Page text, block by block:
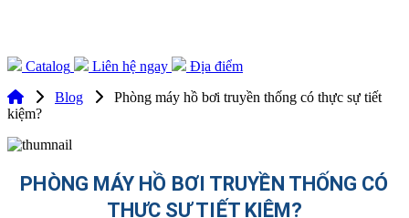
Catalog Liên hệ ngay
Địa điểm
Blog
Phòng máy hồ bơi truyền thống có thực sự tiết
kiệm?
PHÒNG MÁY HỒ BƠI TRUYỀN THỐNG CÓ
THỰC SỰ TIẾT KIỆM?